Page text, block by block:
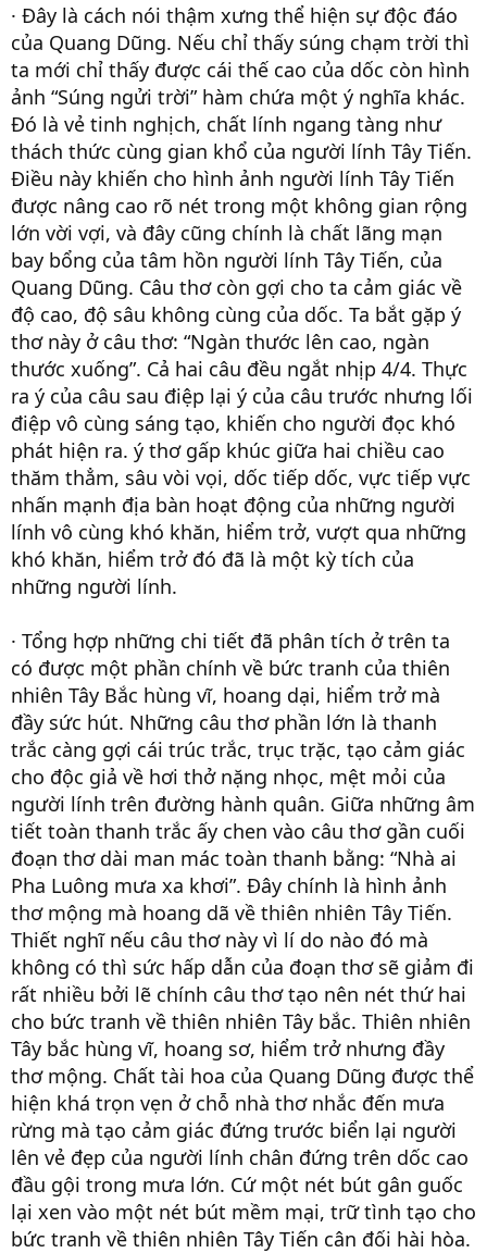
· Đây là cách nói thậm xưng thể hiện sự độc đáo
của Quang Dũng. Nếu chỉ thấy súng chạm trời thì
ta mới chỉ thấy được cái thế cao của dốc còn hình
ảnh “Súng ngửi trời” hàm chứa một ý nghĩa khác.
Đó là vẻ tinh nghịch, chất lính ngang tàng như
thách thức cùng gian khổ của người lính Tây Tiến.
Điều này khiến cho hình ảnh người lính Tây Tiến
được nâng cao rõ nét trong một không gian rộng
lớn vời vợi, và đây cũng chính là chất lãng mạn
bay bổng của tâm hồn người lính Tây Tiến, của
Quang Dũng. Câu thơ còn gợi cho ta cảm giác về
độ cao, độ sâu không cùng của dốc. Ta bắt gặp ý
thơ này ở câu thơ: “Ngàn thước lên cao, ngàn
thước xuống”. Cả hai câu đều ngắt nhịp 4/4. Thực
ra ý của câu sau điệp lại ý của câu trước nhưng lối
điệp vô cùng sáng tạo, khiến cho người đọc khó
phát hiện ra. ý thơ gấp khúc giữa hai chiều cao
thăm thẳm, sâu vòi vọi, dốc tiếp dốc, vực tiếp vực
nhấn mạnh địa bàn hoạt động của những người
lính vô cùng khó khăn, hiểm trở, vượt qua những
khó khăn, hiểm trở đó đã là một kỳ tích của
những người lính.
· Tổng hợp những chi tiết đã phân tích ở trên ta
có được một phần chính về bức tranh của thiên
nhiên Tây Bắc hùng vĩ, hoang dại, hiểm trở mà
đầy sức hút. Những câu thơ phần lớn là thanh
trắc càng gợi cái trúc trắc, trục trặc, tạo cảm giác
cho độc giả về hơi thở nặng nhọc, mệt mỏi của
người lính trên đường hành quân. Giữa những âm
tiết toàn thanh trắc ấy chen vào câu thơ gần cuối
đoạn thơ dài man mác toàn thanh bằng: “Nhà ai
Pha Luông mưa xa khơi”. Đây chính là hình ảnh
thơ mộng mà hoang dã về thiên nhiên Tây Tiến.
Thiết nghĩ nếu câu thơ này vì lí do nào đó mà
không có thì sức hấp dẫn của đoạn thơ sẽ giảm đi
rất nhiều bởi lẽ chính câu thơ tạo nên nét thứ hai
cho bức tranh về thiên nhiên Tây bắc. Thiên nhiên
Tây bắc hùng vĩ, hoang sơ, hiểm trở nhưng đầy
thơ mộng. Chất tài hoa của Quang Dũng được thể
hiện khá trọn vẹn ở chỗ nhà thơ nhắc đến mưa
rừng mà tạo cảm giác đứng trước biển lại người
lên vẻ đẹp của người lính chân đứng trên dốc cao
đầu gội trong mưa lớn. Cứ một nét bút gân guốc
lại xen vào một nét bút mềm mại, trữ tình tạo cho
bức tranh về thiên nhiên Tây Tiến cân đối hài hòa.